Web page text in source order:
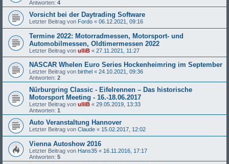
Antworten: 4
Vorsicht bei der Daytrading Software
Letzter Beitrag von Fordo « 06.12.2021, 09:16
Termine 2022: Motorradmessen, Motorsport- und
Automobilmessen, Oldtimermessen 2022
Letzter Beitrag von ulliB « 27.11.2021, 11:27
NASCAR Whelen Euro Series Hockenheimring im September
Letzter Beitrag von birthel « 24.10.2021, 09:36
Antworten: 2
Nürburgring Classic - Eifelrennen – Das historische
Motorsport Meeting - 16.-18.06.2017
Letzter Beitrag von ulliB « 29.05.2019, 13:33
Antworten: 1
Auto Veranstaltung Hannover
Letzter Beitrag von Claude « 15.02.2017, 12:02
Vienna Autoshow 2016
Letzter Beitrag von Hans35 « 16.11.2016, 17:17
Antworten: 5